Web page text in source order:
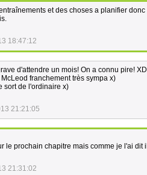
et des choses a planifier
18:47:12
d'attendre un mois! On a connu pire! XD
franchement très sympa x)
sort de l'ordinaire x)
21:21:05
le prochain chapitre mais comme je l'ai
21:31:02